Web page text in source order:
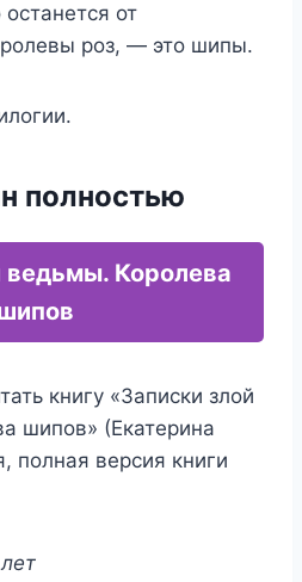
от
роз, — это шипы.
полностью
ведьмы. Королева
книгу «Записки злой
шипов» (Екатерина
полная версия книги